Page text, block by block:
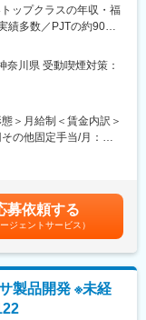
ン検証
全・コネクティビテ
施するための戦略立案
ータフォレンジックと
の育成
の調査・研究
ップクラスの年収・福
多数／PJTの約90%
様検討～設計～評価・
合わせて以下のような
躍いただけるポジショ
ートフォンといった
生活に必須なセンシ
奈川県 受動喫煙対策：
＞月給制＜賃金内訳＞
の他固定手当/月：
)は固定手当を含めた表
募依頼する
ージェントサービス）
製品開発 ※未経